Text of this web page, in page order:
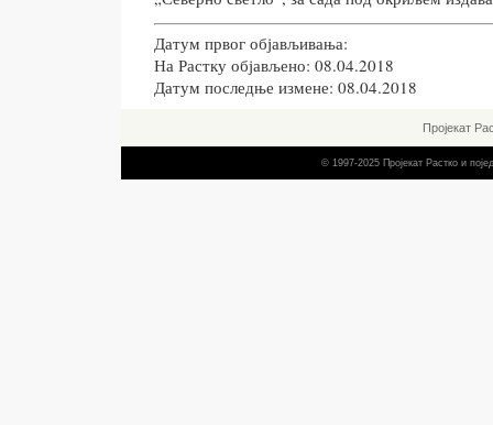
Датум првог објављивања:
На Растку објављено: 08.04.2018
Датум последње измене: 08.04.2018
Пројекат
© 1997-2025 Пројекат Растко и